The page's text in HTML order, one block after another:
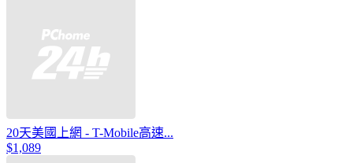
20天美國上網 - T-Mobile高速...
$1,089